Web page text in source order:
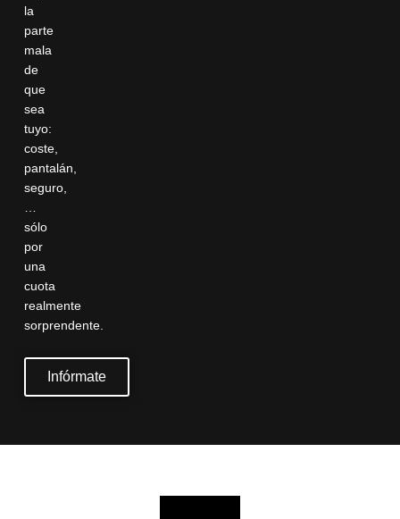
la
parte
mala
de
que
sea
tuyo:
coste,
pantalán,
seguro,
…
sólo
por
una
cuota
realmente
sorprendente.
Infórmate